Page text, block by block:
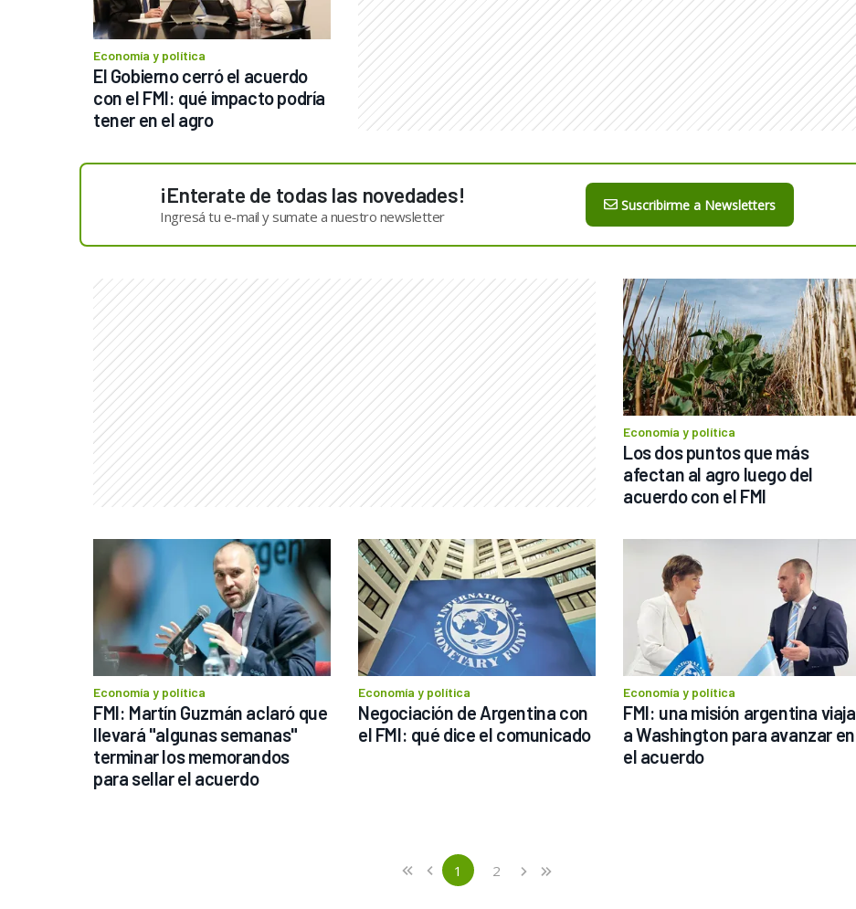
Economía y política
El Gobierno cerró el acuerdo
con el FMI: qué impacto podría
tener en el agro
¡Enterate de todas las novedades!
Ingresá tu e-mail y sumate a nuestro newsletter
Suscribirme a Newsletters
Economía y política
Los dos puntos que más
afectan al agro luego del
acuerdo con el FMI
Economía y política
FMI: Martín Guzmán aclaró que
llevará "algunas semanas"
terminar los memorandos
para sellar el acuerdo
Economía y política
Negociación de Argentina con
el FMI: qué dice el comunicado
Economía y política
FMI: una misión argentina viaja
a Washington para avanzar en
el acuerdo
«
First ‹
Previous 1(current)
2 ›
Next
»
Last